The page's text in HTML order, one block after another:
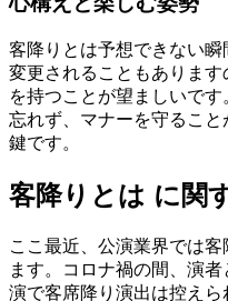
客降りとは予想できない
変更されることもありま
を持つことが望ましいで
忘れず、マナーを守るこ
鍵です。
客降りとは に関
ここ最近、公演業界では
ます。コロナ禍の間、演
演で客席降り演出は控え